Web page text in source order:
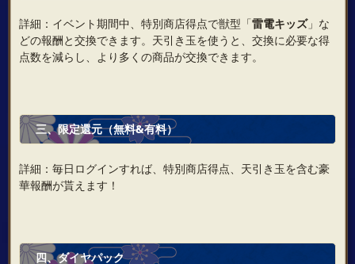
詳細：イベント期間中、特別商店得点で獣型「雷電キッズ」な
どの報酬と交換できます。天引き玉を使うと、交換に必要な得
点数を減らし、より多くの商品が交換できます。
三、限定還元（無料&有料）
詳細：毎日ログインすれば、特別商店得点、天引き玉を含む豪
華報酬が貰えます！
四、ダイヤパック